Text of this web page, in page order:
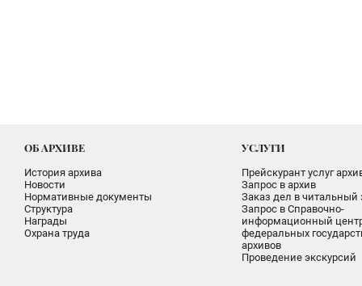
ОБ АРХИВЕ
История архива
Новости
Нормативные документы
Структура
Награды
Охрана труда
УСЛУГИ
Прейскурант услуг
Запрос в архив
Заказ дел в читальный
Запрос в Справочно-
информационный
федеральных
архивов
Проведение экскурсий